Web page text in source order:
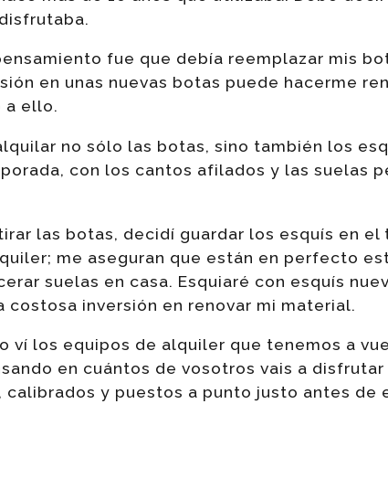
fue que debía reemplazar mis
en unas nuevas botas puede hacerme
a ello.
no sólo las botas, sino también los
con los cantos afilados y las suelas
las botas, decidí guardar los esquís en el
me aseguran que están en perfecto
suelas en casa. Esquiaré con esquís
inversión en renovar mi material.
ví los equipos de alquiler que tenemos a
en cuántos de vosotros vais a
calibrados y puestos a punto justo antes de